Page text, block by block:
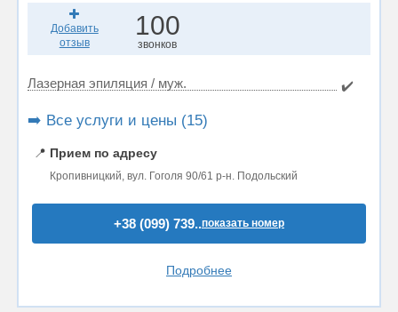
Добавить
отзыв
100
звонков
Лазерная эпиляция / муж. ✔️
➡️ Все услуги и цены (15)
📍 Прием по адресу
Кропивницкий, вул. Гоголя 90/61 р-н. Подольский
+38 (099) 739..показать номер
Подробнее